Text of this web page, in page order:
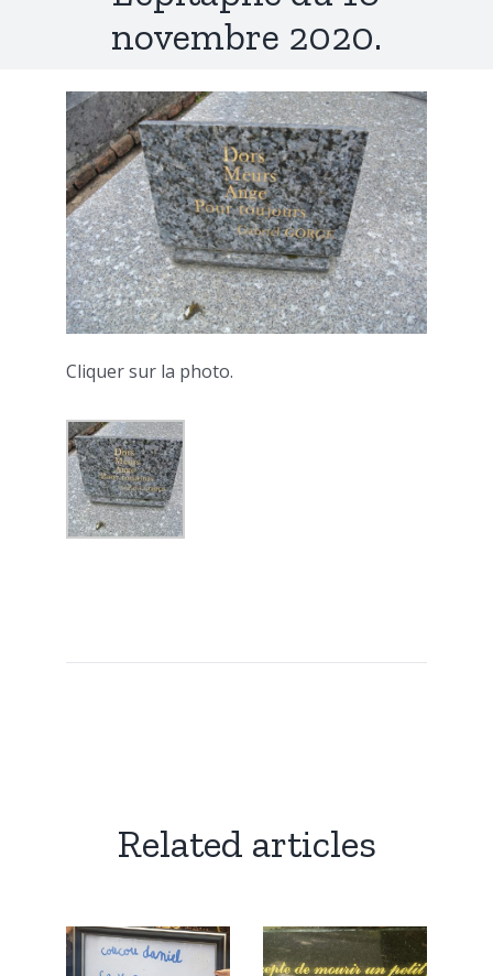
novembre 2020.
Cliquer sur la photo.
Related articles